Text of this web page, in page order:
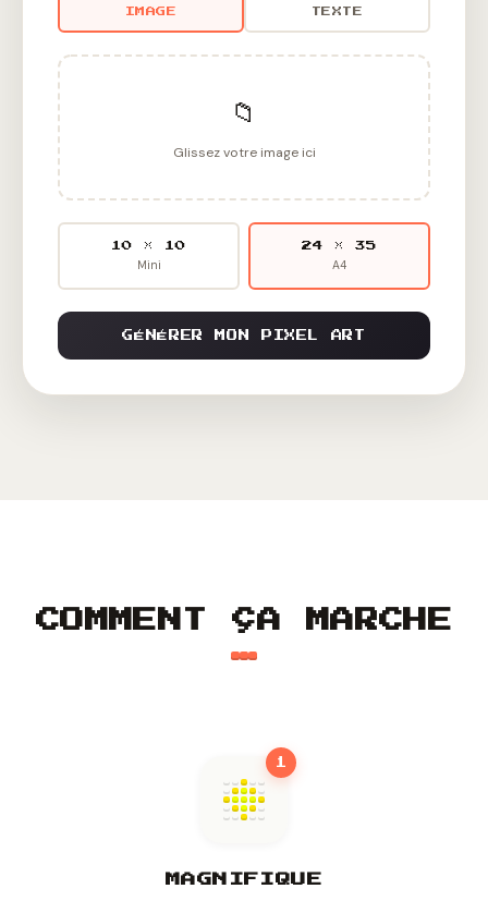
IMAGE TEXTE
📁
Glissez votre image ici
10 × 10
Mini
24 × 35
A4
GÉNÉRER MON PIXEL ART
COMMENT ÇA MARCHE
1
MAGNIFIQUE